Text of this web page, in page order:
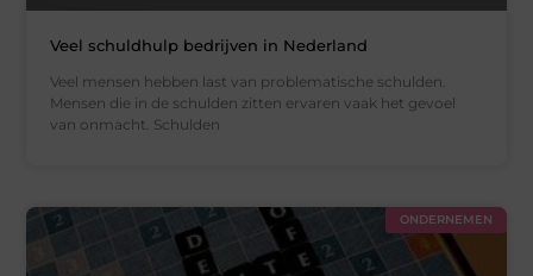
Veel schuldhulp bedrijven in Nederland
Veel mensen hebben last van problematische schulden.
Mensen die in de schulden zitten ervaren vaak het gevoel
van onmacht. Schulden
ONDERNEMEN